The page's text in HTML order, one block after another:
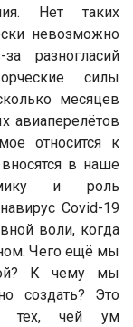
Нет таких
невозможно
разногласий
силы
месяцев
авиаперелётов
относится к
в наше
и роль
Covid-19
воли, когда
Чего ещё мы
К чему мы
создать? Это
тех, чей ум